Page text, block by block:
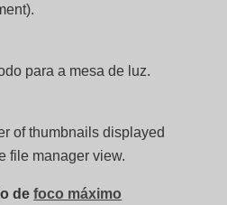
para a mesa de luz.
of thumbnails displayed
file manager view.
defoco máximo